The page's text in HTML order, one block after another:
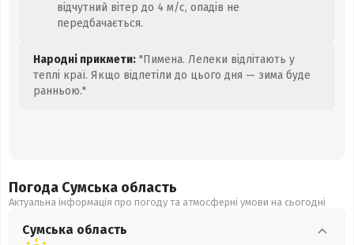
відчутний вітер до 4 м/с, опадів не
передбачається.
Народні прикмети: "Пимена. Лелеки відлітають у
теплі краї. Якщо відлетіли до цього дня — зима буде
ранньою."
Погода Сумська область
Актуальна інформація про погоду та атмосферні умови на сьогодні
Сумська область